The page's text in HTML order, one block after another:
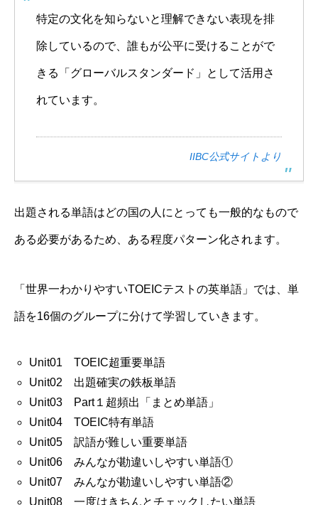
特定の文化を知らないと理解できない表現を排
除しているので、誰もが公平に受けることがで
きる「グローバルスタンダード」として活用さ
れています。
IIBC公式サイトより
出題される単語はどの国の人にとっても一般的なもので
ある必要があるため、ある程度パターン化されます。
「世界一わかりやすいTOEICテストの英単語」では、単
語を16個のグループに分けて学習していきます。
Unit01 TOEIC超重要単語
Unit02 出題確実の鉄板単語
Unit03 Part１超頻出「まとめ単語」
Unit04 TOEIC特有単語
Unit05 訳語が難しい重要単語
Unit06 みんなが勘違いしやすい単語①
Unit07 みんなが勘違いしやすい単語②
Unit08 一度はきちんとチェックしたい単語